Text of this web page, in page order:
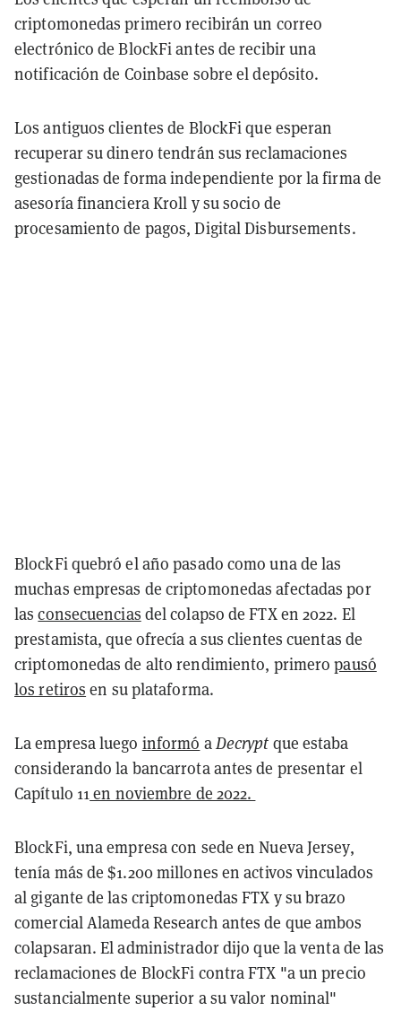
criptomonedas primero recibirán un correo
electrónico de BlockFi antes de recibir una
notificación de Coinbase sobre el depósito.
Los antiguos clientes de BlockFi que esperan
recuperar su dinero tendrán sus reclamaciones
gestionadas de forma independiente por la firma de
asesoría financiera Kroll y su socio de
procesamiento de pagos, Digital Disbursements.
BlockFi quebró el año pasado como una de las
muchas empresas de criptomonedas afectadas por
lasconsecuencias del colapso de FTX en 2022. El
prestamista,que ofrecía a sus clientes cuentas de
criptomonedas de alto rendimiento, primeropausó
los retiros en su plataforma.
La empresa luego informó aDecrypt que estaba
considerando la bancarrota antes de presentar el
Capítulo 11en noviembre de 2022.
BlockFi, una empresa con sede en Nueva Jersey,
tenía más de $1.200 millones en activos vinculados
al gigante de las criptomonedas FTX y su brazo
comercial Alameda Research antes de que ambos
colapsaran. El administrador dijo que la venta de las
reclamaciones de BlockFi contra FTX "a un precio
sustancialmente superior a su valor nominal"